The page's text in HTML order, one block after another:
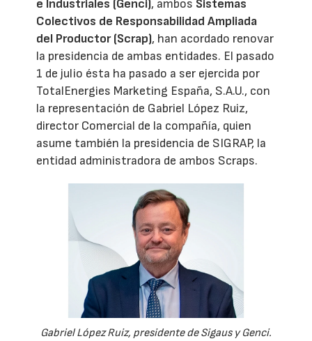
e Industriales (Genci), ambos Sistemas
Colectivos de Responsabilidad Ampliada
del Productor (Scrap), han acordado renovar
la presidencia de ambas entidades. El pasado
1 de julio ésta ha pasado a ser ejercida por
TotalEnergies Marketing España, S.A.U., con
la representación de Gabriel López Ruiz,
director Comercial de la compañía, quien
asume también la presidencia de SIGRAP, la
entidad administradora de ambos Scraps.
Gabriel López Ruiz, presidente de Sigaus y Genci.